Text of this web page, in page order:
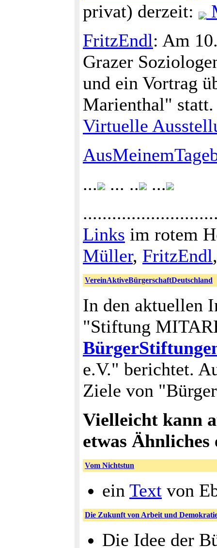
privat) derzeit:
FritzEndl: Am
Grazer
und ein Vortrag
Marienthal"
Virtuelle
...
... ..
...
Links im rotem
Müller, FritzEndl
VereinAktiveBürgerschaftDeutschland
In den aktuellen
"Stiftung
e.V." berichtet.
Ziele von
Vielleicht kann
etwas
Vom Nichtstun
ein Text von
Die Zukunft von Arbeit und
Die Idee der